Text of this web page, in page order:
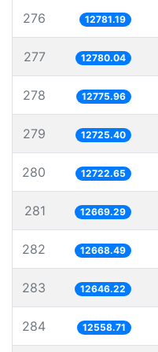
276 12781.19
277 12780.04
278 12775.96
279 12725.40
280 12722.65
281 12669.29
282 12668.49
283 12646.22
284 12558.71